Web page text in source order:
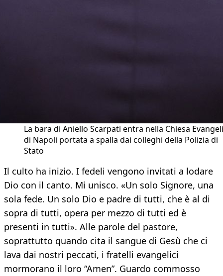
La bara di Aniello Scarpati entra nella Chiesa
di Napoli portata a spalla dai colleghi della Polizia di
Stato
Il culto ha inizio. I fedeli vengono invitati a lodare
Dio con il canto. Mi unisco. «Un solo Signore, una
sola fede. Un solo Dio e padre di tutti, che è al di
sopra di tutti, opera per mezzo di tutti ed è
presenti in tutti». Alle parole del pastore,
soprattutto quando cita il sangue di Gesù che ci
lava dai nostri peccati, i fratelli evangelici
mormorano il loro “Amen”. Guardo commosso